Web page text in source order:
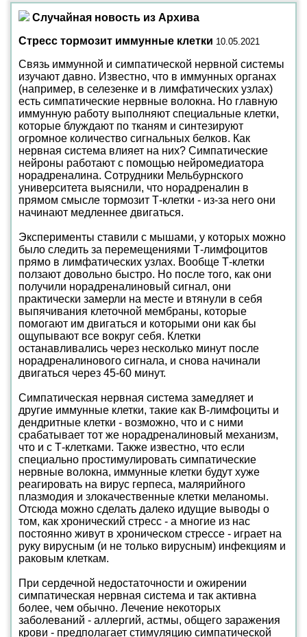
Случайная новость из Архива
Стресс тормозит иммунные клетки 10.05.2021
Связь иммунной и симпатической нервной системы
изучают давно. Известно, что в иммунных органах
(например, в селезенке и в лимфатических узлах)
есть симпатические нервные волокна. Но главную
иммунную работу выполняют специальные клетки,
которые блуждают по тканям и синтезируют
огромное количество сигнальных белков. Как
нервная система влияет на них? Симпатические
нейроны работают с помощью нейромедиатора
норадреналина. Сотрудники Мельбурнского
университета выяснили, что норадреналин в
прямом смысле тормозит Т-клетки - из-за него они
начинают медленнее двигаться.
Эксперименты ставили с мышами, у которых можно
было следить за перемещениями Т-лимфоцитов
прямо в лимфатических узлах. Вообще Т-клетки
ползают довольно быстро. Но после того, как они
получили норадреналиновый сигнал, они
практически замерли на месте и втянули в себя
выпячивания клеточной мембраны, которые
помогают им двигаться и которыми они как бы
ощупывают все вокруг себя. Клетки
останавливались через несколько минут после
норадреналинового сигнала, и снова начинали
двигаться через 45-60 минут.
Симпатическая нервная система замедляет и
другие иммунные клетки, такие как В-лимфоциты и
дендритные клетки - возможно, что и с ними
срабатывает тот же норадреналиновый механизм,
что и с Т-клетками. Также известно, что если
специально простимулировать симпатические
нервные волокна, иммунные клетки будут хуже
реагировать на вирус герпеса, малярийного
плазмодия и злокачественные клетки меланомы.
Отсюда можно сделать далеко идущие выводы о
том, как хронический стресс - а многие из нас
постоянно живут в хроническом стрессе - играет на
руку вирусным (и не только вирусным) инфекциям и
раковым клеткам.
При сердечной недостаточности и ожирении
симпатическая нервная система и так активна
более, чем обычно. Лечение некоторых
заболеваний - аллергий, астмы, общего заражения
крови - предполагает стимуляцию симпатической